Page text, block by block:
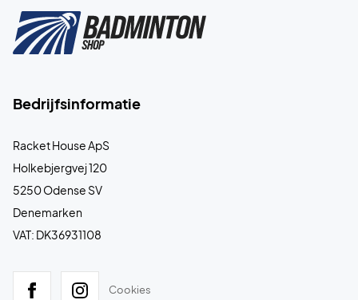
Bedrijfsinformatie
Racket House ApS
Holkebjergvej 120
5250 Odense SV
Denemarken
VAT: DK36931108
Cookies